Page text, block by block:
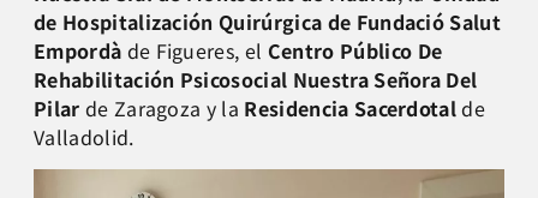
de Hospitalización Quirúrgica de Fundació Salut
Empordà de Figueres, el Centro Público De
Rehabilitación Psicosocial Nuestra Señora Del
Pilar de Zaragoza y la Residencia Sacerdotalde
Valladolid.